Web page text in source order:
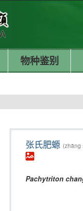
物种鉴别
张氏肥螈 (zhāng
Pachytriton